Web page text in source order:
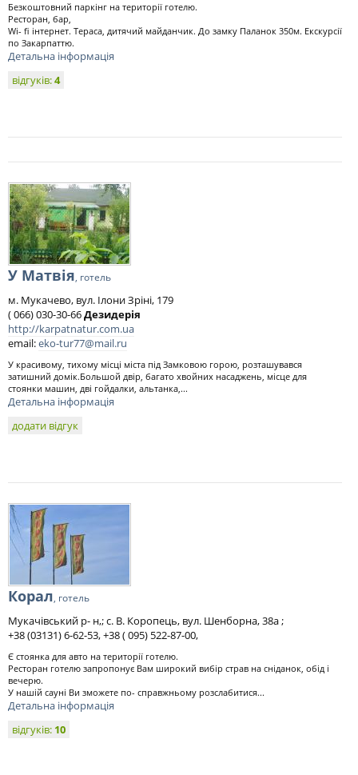
Безкоштовний паркінг на території готелю.
Ресторан, бар,
Wi- fi інтернет. Тераса, дитячий майданчик. До замку Паланок 350м. Екскурсії
по Закарпаттю.
Детальна інформація
відгуків:4
У Матвія, готель
м. Мукачево, вул. Ілони Зріні, 179
( 066) 030-30-66Дезидерія
http://karpatnatur.com.ua
email:eko-tur77@mail.ru
У красивому, тихому місці міста під Замковою горою, розташувався
затишний домік.Большой двір, багато хвойних насаджень, місце для
стоянки машин, дві гойдалки, альтанка,...
Детальна інформація
додати відгук
Корал, готель
Мукачівський р- н,; с. В. Коропець, вул. Шенборна, 38а ;
+38 (03131) 6-62-53, +38 ( 095) 522-87-00,
Є стоянка для авто на території готелю.
Ресторан готелю запропонує Вам широкий вибір страв на сніданок, обід і
вечерю.
У нашій сауні Ви зможете по- справжньому розслабитися...
Детальна інформація
відгуків: 10